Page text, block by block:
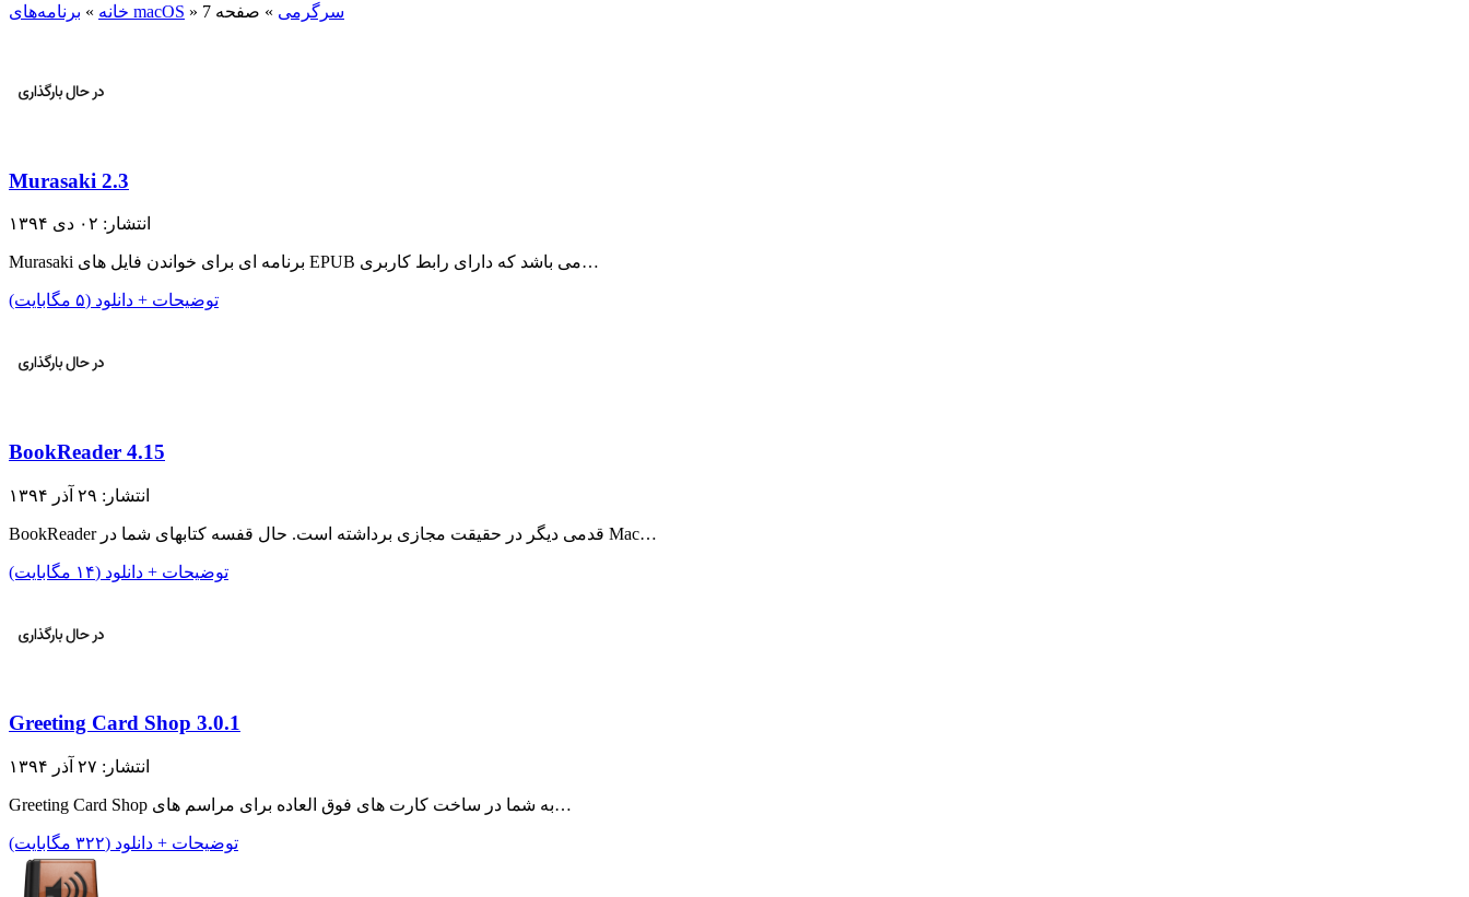
خانه » برنامه‌های macOS » سرگرمی » صفحه 7
Murasaki 2.3
انتشار: ۰۲ دی ۱۳۹۴
Murasaki برنامه ای برای خواندن فایل های EPUB می باشد که دارای رابط کاربری…
توضیحات + دانلود (۵ مگابایت)
BookReader 4.15
انتشار: ۲۹ آذر ۱۳۹۴
BookReader قدمی دیگر در حقیقت مجازی برداشته است. حال قفسه کتابهای شما در Mac…
توضیحات + دانلود (۱۴ مگابایت)
Greeting Card Shop 3.0.1
انتشار: ۲۷ آذر ۱۳۹۴
Greeting Card Shop به شما در ساخت کارت های فوق العاده برای مراسم های…
توضیحات + دانلود (۳۲۲ مگابایت)